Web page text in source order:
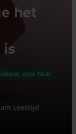
het
voor haar
Leestijd